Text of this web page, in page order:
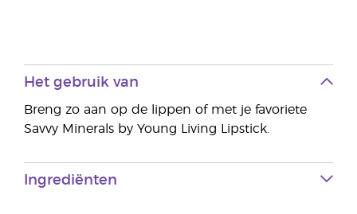
Het gebruik van
Breng zo aan op de lippen of met je favoriete
Savvy Minerals by Young Living Lipstick.
Ingrediënten